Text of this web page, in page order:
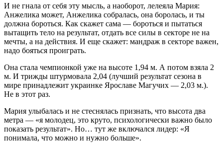
И не гнала от себя эту мысль, а наоборот, лелеяла Мария:
Анжелика может, Анжелика собралась, она боролась, и ты
должна бороться. Как скажет сама — бороться и пытаться
вытащить тело на результат, отдать все силы в секторе не на
мечты, а на действия. И еще скажет: мандраж в секторе важен,
надо бояться проиграть.
Она стала чемпионкой уже на высоте 1,94 м. А потом взяла 2
м. И трижды штурмовала 2,04 (лучший результат сезона в
мире принадлежит украинке Ярославе Магучих — 2,03 м.).
Не в этот раз.
Мария улыбалась и не стеснялась признать, что высота два
метра — «я молодец, это круто, психологически важно было
показать результат». Но… тут же включался лидер: «Я
понимала, что можно и нужно больше».